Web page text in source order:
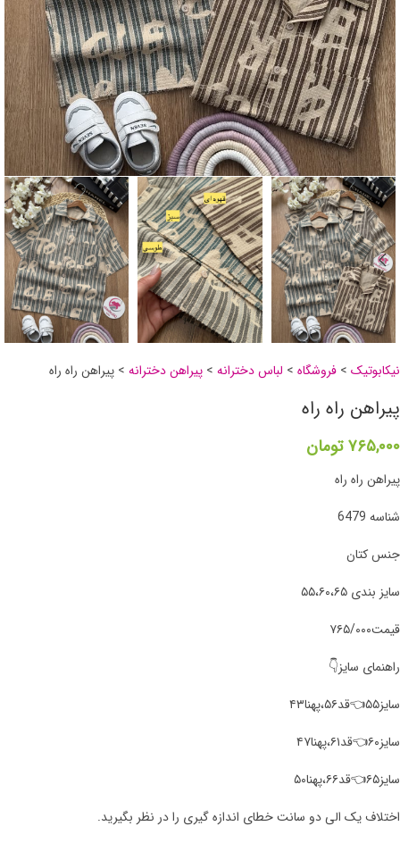
نیکابوتیک > فروشگاه > لباس دخترانه > پیراهن دخترانه > پیراهن راه راه
پیراهن راه راه
۷۶۵,۰۰۰ تومان
پیراهن راه راه
شناسه 6479
جنس کتان
سایز بندی ۵۵،۶۰،۶۵
قیمت۷۶۵/۰۰۰
راهنمای سایز👇
سایز۵۵👈قد۵۶،پهنا۴۳
سایز۶۰👈قد۶۱،پهنا۴۷
سایز۶۵👈قد۶۶،پهنا۵۰
اختلاف یک الی دو سانت خطای اندازه گیری را در نظر بگیرید.